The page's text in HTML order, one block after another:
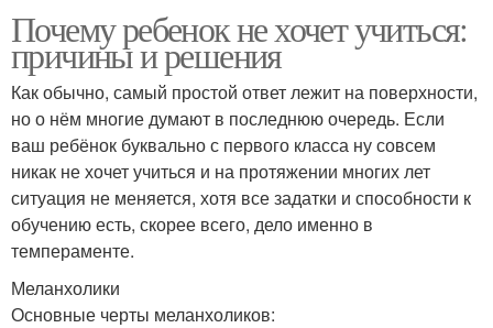
Почему ребенок не хочет учиться:
причины и решения
Как обычно, самый простой ответ лежит на поверхности,
но о нём многие думают в последнюю очередь. Если
ваш ребёнок буквально с первого класса ну совсем
никак не хочет учиться и на протяжении многих лет
ситуация не меняется, хотя все задатки и способности к
обучению есть, скорее всего, дело именно в
темпераменте.
Меланхолики
Основные черты меланхоликов: